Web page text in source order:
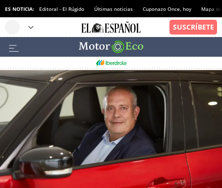
ES NOTICIA: Editoral - El Rúgido Últimas noticias Cuponazo Once, hoy Mapa